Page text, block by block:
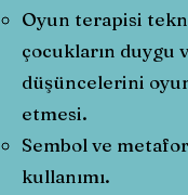
Oyun terapisi
çocukların duygu
düşüncelerini
etmesi.
Sembol ve
kullanımı.